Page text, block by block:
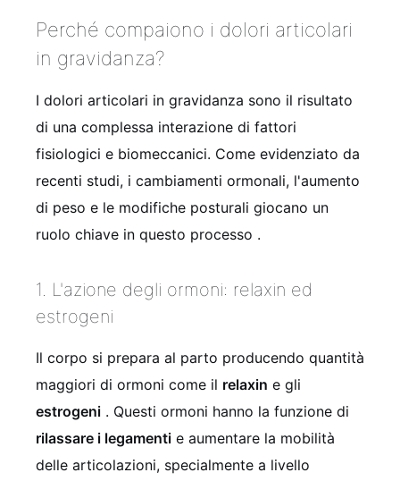
Perché compaiono i dolori articolari
in gravidanza?
I dolori articolari in gravidanza sono il risultato
di una complessa interazione di fattori
fisiologici e biomeccanici. Come evidenziato da
recenti studi, i cambiamenti ormonali, l'aumento
di peso e le modifiche posturali giocano un
ruolo chiave in questo processo .
1. L'azione degli ormoni: relaxin ed
estrogeni
Il corpo si prepara al parto producendo quantità
maggiori di ormoni come il relaxin e gli
estrogeni . Questi ormoni hanno la funzione di
rilassare i legamenti e aumentare la mobilità
delle articolazioni, specialmente a livello